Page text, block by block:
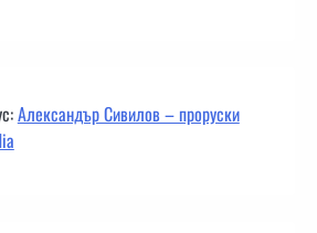
Александър Сивилов – проруски